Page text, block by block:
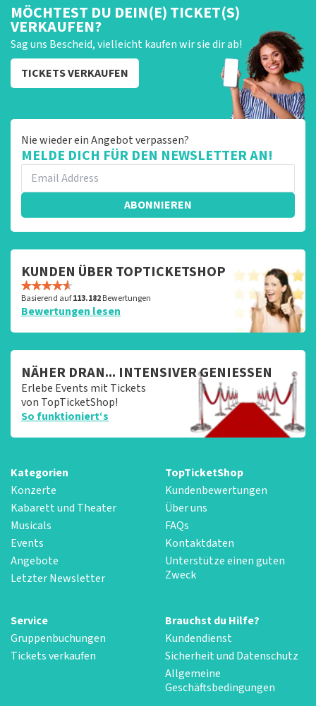
MÖCHTEST DU DEIN(E) TICKET(S)
VERKAUFEN?
Sag uns Bescheid, vielleicht kaufen wir sie dir ab!
TICKETS VERKAUFEN
Nie wieder ein Angebot verpassen?
MELDE DICH FÜR DEN NEWSLETTER AN!
ABONNIEREN
KUNDEN ÜBER TOPTICKETSHOP
Basierend auf113.182Bewertungen
Bewertungen lesen
NÄHER DRAN... INTENSIVER GENIESSEN
Erlebe Events mit Tickets
von TopTicketShop!
So funktioniert‘s
Kategorien
Konzerte
Kabarett und Theater
Musicals
Events
Angebote
Letzter Newsletter
TopTicketShop
Kundenbewertungen
Über uns
FAQs
Kontaktdaten
Unterstütze einen guten
Zweck
Service
Gruppenbuchungen
Tickets verkaufen
Brauchst du Hilfe?
Kundendienst
Sicherheit und Datenschutz
Allgemeine
Geschäftsbedingungen